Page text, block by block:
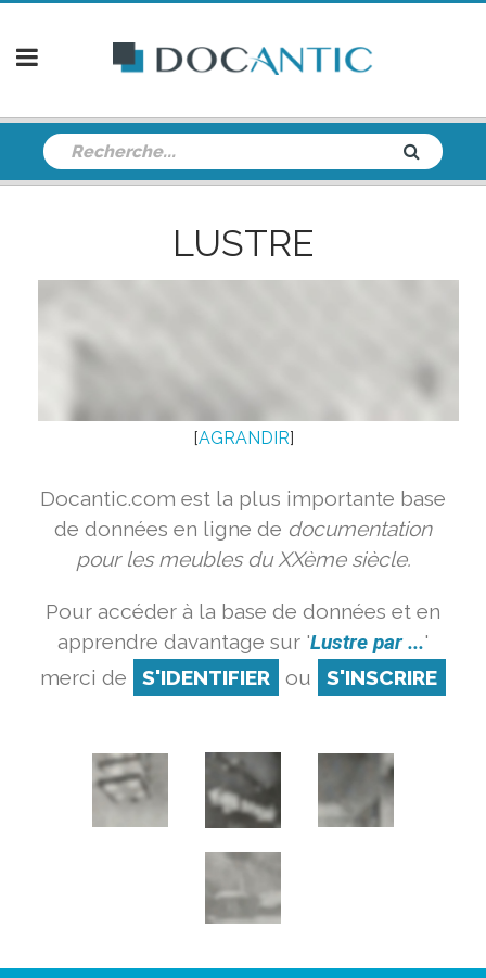
LUSTRE
[AGRANDIR]
Docantic.com est la plus importante base
de données en ligne de documentation
pour les meubles du XXème siècle.
Pour accéder à la base de données et en
apprendre davantage sur 'Lustre par ...'
merci de
S'IDENTIFIER ou S'INSCRIRE